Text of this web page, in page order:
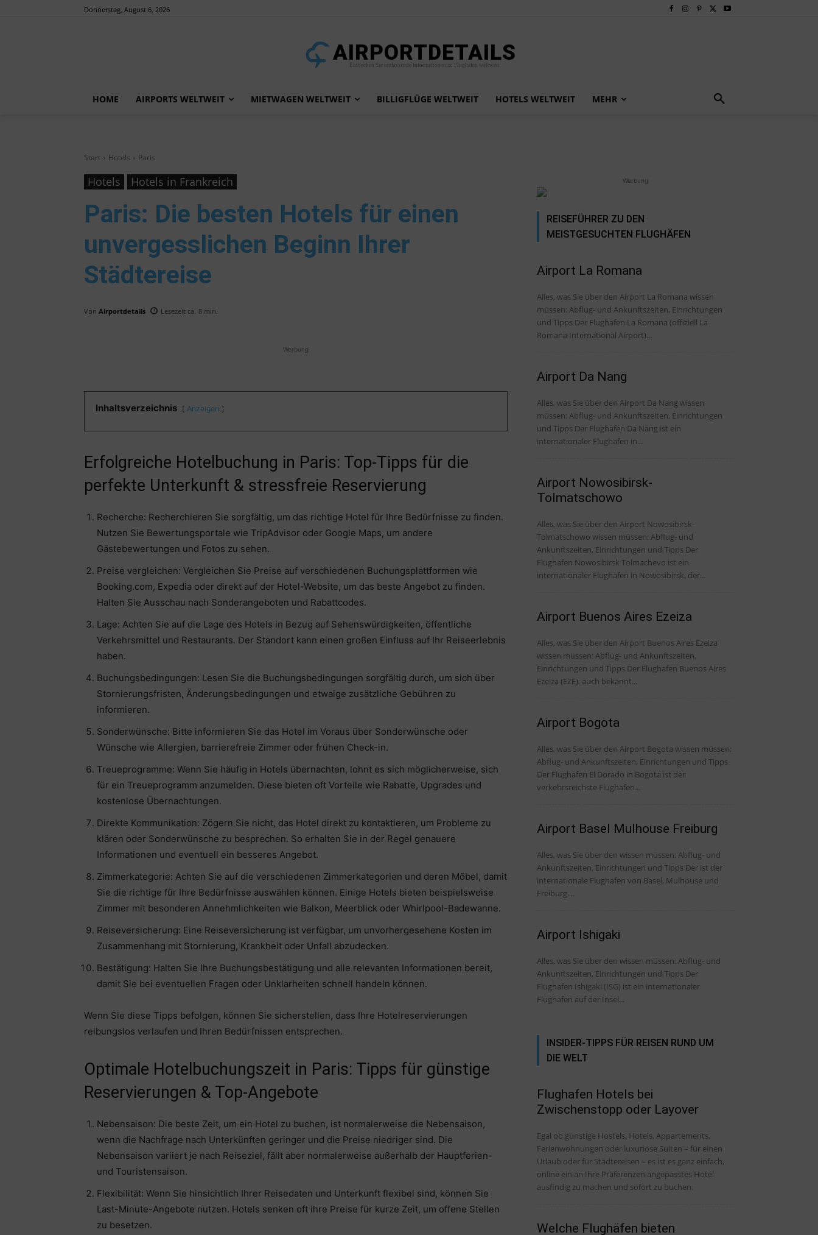
Donnerstag, August 6, 2026
AIRPORTDETAILS
Entdecken Sie umfassende Informationen zu Flughäfen weltweit
HOME AIRPORTS WELTWEIT MIETWAGEN WELTWEIT BILLIGFLÜGE WELTWEIT HOTELS WELTWEIT MEHR
Start Hotels Paris
Hotels Hotels in Frankreich
Paris: Die besten Hotels für einen
unvergesslichen Beginn Ihrer
Städtereise
Von Airportdetails Lesezeit ca. 8 min.
Werbung
Inhaltsverzeichnis Anzeigen
Erfolgreiche Hotelbuchung in Paris: Top-Tipps für die
perfekte Unterkunft & stressfreie Reservierung
Recherche: Recherchieren Sie sorgfältig, um das richtige Hotel für Ihre Bedürfnisse zu finden.
Nutzen Sie Bewertungsportale wie TripAdvisor oder Google Maps, um andere
Gästebewertungen und Fotos zu sehen.
Preise vergleichen: Vergleichen Sie Preise auf verschiedenen Buchungsplattformen wie
Booking.com, Expedia oder direkt auf der Hotel-Website, um das beste Angebot zu finden.
Halten Sie Ausschau nach Sonderangeboten und Rabattcodes.
Lage: Achten Sie auf die Lage des Hotels in Bezug auf Sehenswürdigkeiten, öffentliche
Verkehrsmittel und Restaurants. Der Standort kann einen großen Einfluss auf Ihr Reiseerlebnis
haben.
Buchungsbedingungen: Lesen Sie die Buchungsbedingungen sorgfältig durch, um sich über
Stornierungsfristen, Änderungsbedingungen und etwaige zusätzliche Gebühren zu
informieren.
Sonderwünsche: Bitte informieren Sie das Hotel im Voraus über Sonderwünsche oder
Wünsche wie Allergien, barrierefreie Zimmer oder frühen Check-in.
Treueprogramme: Wenn Sie häufig in Hotels übernachten, lohnt es sich möglicherweise, sich
für ein Treueprogramm anzumelden. Diese bieten oft Vorteile wie Rabatte, Upgrades und
kostenlose Übernachtungen.
Direkte Kommunikation: Zögern Sie nicht, das Hotel direkt zu kontaktieren, um Probleme zu
klären oder Sonderwünsche zu besprechen. So erhalten Sie in der Regel genauere
Informationen und eventuell ein besseres Angebot.
Zimmerkategorie: Achten Sie auf die verschiedenen Zimmerkategorien und deren Möbel, damit
Sie die richtige für Ihre Bedürfnisse auswählen können. Einige Hotels bieten beispielsweise
Zimmer mit besonderen Annehmlichkeiten wie Balkon, Meerblick oder Whirlpool-Badewanne.
Reiseversicherung: Eine Reiseversicherung ist verfügbar, um unvorhergesehene Kosten im
Zusammenhang mit Stornierung, Krankheit oder Unfall abzudecken.
Bestätigung: Halten Sie Ihre Buchungsbestätigung und alle relevanten Informationen bereit,
damit Sie bei eventuellen Fragen oder Unklarheiten schnell handeln können.
Wenn Sie diese Tipps befolgen, können Sie sicherstellen, dass Ihre Hotelreservierungen
reibungslos verlaufen und Ihren Bedürfnissen entsprechen.
Optimale Hotelbuchungszeit in Paris: Tipps für günstige
Reservierungen & Top-Angebote
Nebensaison: Die beste Zeit, um ein Hotel zu buchen, ist normalerweise die Nebensaison,
wenn die Nachfrage nach Unterkünften geringer und die Preise niedriger sind. Die
Nebensaison variiert je nach Reiseziel, fällt aber normalerweise außerhalb der Hauptferien-
und Touristensaison.
Flexibilität: Wenn Sie hinsichtlich Ihrer Reisedaten und Unterkunft flexibel sind, können Sie
Last-Minute-Angebote nutzen. Hotels senken oft ihre Preise für kurze Zeit, um offene Stellen
zu besetzen.
Werbung
REISEFÜHRER ZU DEN
MEISTGESUCHTEN FLUGHÄFEN
Airport La Romana
Alles, was Sie über den Airport La Romana wissen
müssen: Abflug- und Ankunftszeiten, Einrichtungen
und Tipps Der Flughafen La Romana (offiziell La
Romana International Airport)...
Airport Da Nang
Alles, was Sie über den Airport Da Nang wissen
müssen: Abflug- und Ankunftszeiten, Einrichtungen
und Tipps Der Flughafen Da Nang ist ein
internationaler Flughafen in...
Airport Nowosibirsk-
Tolmatschowo
Alles, was Sie über den Airport Nowosibirsk-
Tolmatschowo wissen müssen: Abflug- und
Ankunftszeiten, Einrichtungen und Tipps Der
Flughafen Nowosibirsk Tolmachevo ist ein
internationaler Flughafen in Nowosibirsk, der...
Airport Buenos Aires Ezeiza
Alles, was Sie über den Airport Buenos Aires Ezeiza
wissen müssen: Abflug- und Ankunftszeiten,
Einrichtungen und Tipps Der Flughafen Buenos Aires
Ezeiza (EZE), auch bekannt...
Airport Bogota
Alles, was Sie über den Airport Bogota wissen müssen:
Abflug- und Ankunftszeiten, Einrichtungen und Tipps
Der Flughafen El Dorado in Bogota ist der
verkehrsreichste Flughafen...
Airport Basel Mulhouse Freiburg
Alles, was Sie über den wissen müssen: Abflug- und
Ankunftszeiten, Einrichtungen und Tipps Der ist der
internationale Flughafen von Basel, Mulhouse und
Freiburg....
Airport Ishigaki
Alles, was Sie über den wissen müssen: Abflug- und
Ankunftszeiten, Einrichtungen und Tipps Der
Flughafen Ishigaki (ISG) ist ein internationaler
Flughafen auf der Insel...
INSIDER-TIPPS FÜR REISEN RUND UM
DIE WELT
Flughafen Hotels bei
Zwischenstopp oder Layover
Egal ob günstige Hostels, Hotels, Appartements,
Ferienwohnungen oder luxuriöse Suiten – für einen
Urlaub oder für Städtereisen – es ist es ganz einfach,
online ein an Ihre Präferenzen angepasstes Hotel
ausfindig zu machen und sofort zu buchen.
Welche Flughäfen bieten